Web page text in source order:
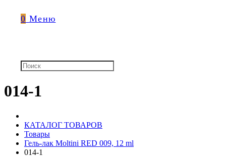
0 Меню
014-1
КАТАЛОГ ТОВАРОВ
Товары
Гель-лак Moltini RED 009, 12 ml
014-1